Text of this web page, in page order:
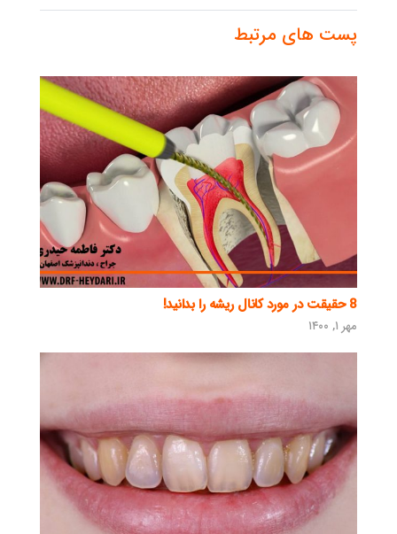
پست های مرتبط
8 حقیقت در مورد کانال ریشه را بدانید!
مهر ۱, ۱۴۰۰